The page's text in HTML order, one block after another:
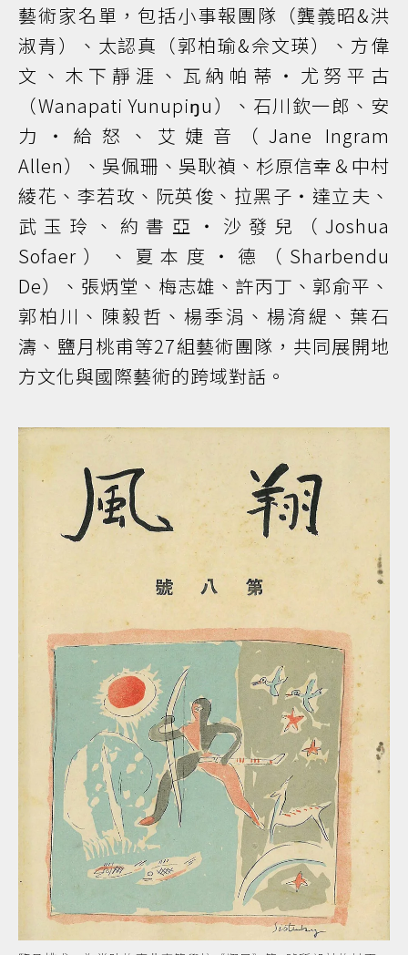
藝術家名單，包括小事報團隊（龔義昭&洪
淑青）、太認真（郭柏瑜&佘文瑛）、方偉
文、木下靜涯、瓦納帕蒂・尤努平古
（Wanapati Yunupiŋu）、石川欽一郎、安
力・給怒、艾婕音（Jane Ingram
Allen）、吳佩珊、吳耿禎、杉原信幸＆中村
綾花、李若玫、阮英俊、拉黑子・達立夫、
武玉玲、約書亞・沙發兒（Joshua
Sofaer）、夏本度・德（Sharbendu
De）、張炳堂、梅志雄、許丙丁、郭俞平、
郭柏川、陳毅哲、楊季涓、楊淯緹、葉石
濤、鹽月桃甫等27組藝術團隊，共同展開地
方文化與國際藝術的跨域對話。